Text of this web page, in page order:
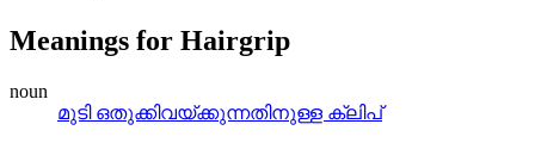
Meanings for Hairgrip
noun
മുടി ഒതുക്കിവയ്‌ക്കുന്നതിനുള്ള ക്ലിപ്